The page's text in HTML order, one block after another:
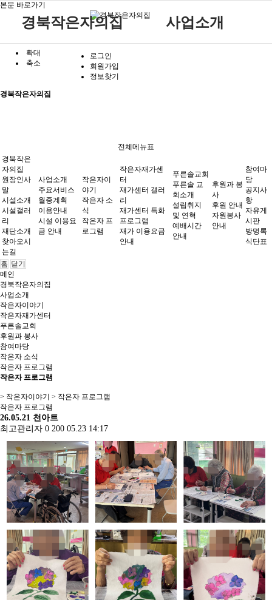
본문 바로가기
확대
축소
로그인
회원가입
정보찾기
경북작은자의집
경북작은자의집
원장인사말
시설갤러리
사업소개
작은자이야기
작은자 소식
재가센터 갤러리
재가센터 특화프로그램
재가 이용요금 안내
후원과 봉사
후원 안내
참여마당
전체메뉴표
경북작은
자의집
원장인사
말
시설소개
시설갤러
리
재단소개
찾아오시
는길
사업소개
주요서비스
월중계획
이용안내
시설 이용요
금 안내
작은자이
야기
작은자 소
식
작은자 프
로그램
작은자재가센
터
재가센터 갤러
리
재가센터 특화
프로그램
재가 이용요금
안내
푸른솔교회
푸른솔 교
회소개
설립취지
및 연혁
예배시간
안내
후원과 봉
사
후원 안내
자원봉사
안내
참여마
당
공지사
항
자유게
시판
방명록
식단표
홈 닫기
메인
경북작은자의집
사업소개
작은자이야기
작은자재가센터
푸른솔교회
후원과 봉사
참여마당
작은자 소식
작은자 프로그램
작은자 프로그램
> 작은자이야기 > 작은자 프로그램
작은자 프로그램
26.05.21 천아트
최고관리자 0 200 05.23 14:17